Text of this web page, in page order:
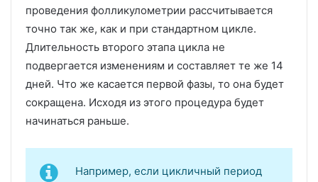
проведения фолликулометрии рассчитывается
точно так же, как и при стандартном цикле.
Длительность второго этапа цикла не
подвергается изменениям и составляет те же 14
дней. Что же касается первой фазы, то она будет
сокращена. Исходя из этого процедура будет
начинаться раньше.
Например, если цикличный период